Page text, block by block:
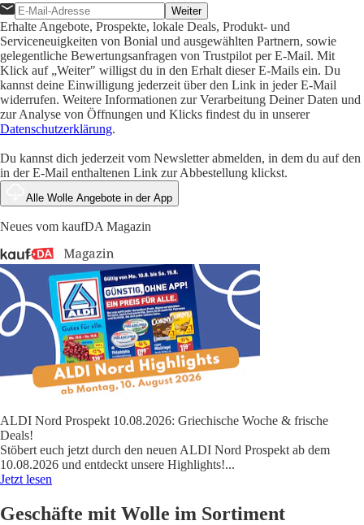
Weiter
Erhalte Angebote, Prospekte, lokale Deals, Produkt- und
Serviceneuigkeiten von Bonial und ausgewählten Partnern, sowie
gelegentliche Bewertungsanfragen von Trustpilot per E-Mail. Mit
Klick auf „Weiter" willigst du in den Erhalt dieser E-Mails ein. Du
kannst deine Einwilligung jederzeit über den Link in jeder E-Mail
widerrufen. Weitere Informationen zur Verarbeitung Deiner Daten und
zur Analyse von Öffnungen und Klicks findest du in unserer
Datenschutzerklärung.
Du kannst dich jederzeit vom Newsletter abmelden, in dem du auf den
in der E-Mail enthaltenen Link zur Abbestellung klickst.
Alle Wolle Angebote in der App
Neues vom kaufDA Magazin
ALDI Nord Prospekt 10.08.2026: Griechische Woche & frische
Deals!
Stöbert euch jetzt durch den neuen ALDI Nord Prospekt ab dem
10.08.2026 und entdeckt unsere Highlights!...
Jetzt lesen
Geschäfte mit Wolle im Sortiment